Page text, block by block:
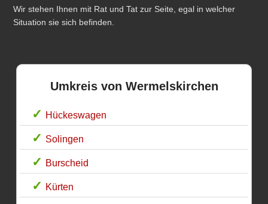
Wir stehen Ihnen mit Rat und Tat zur Seite, egal in welcher
Situation sie sich befinden.
Umkreis von Wermelskirchen
Hückeswagen
Solingen
Burscheid
Kürten